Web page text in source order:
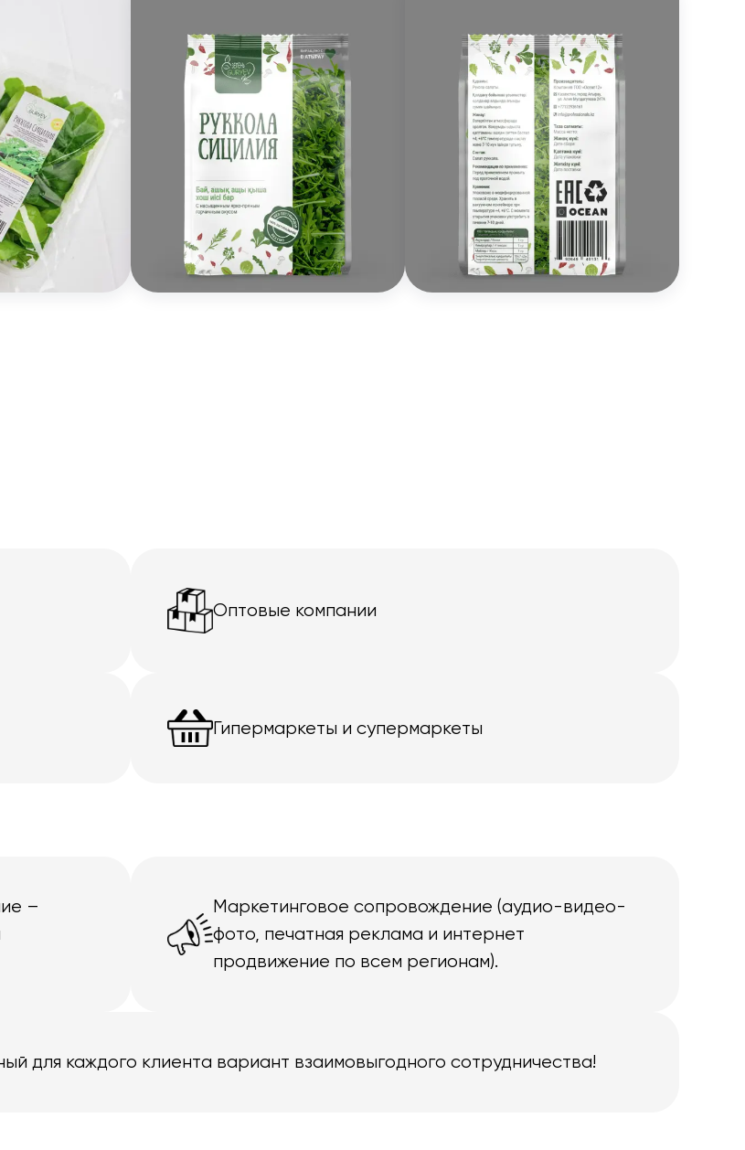
Оптовые компании
Гипермаркеты и супермаркеты
–
Маркетинговое сопровождение (аудио-видео-
фото, печатная реклама и интернет
продвижение по всем регионам).
для каждого клиента вариант взаимовыгодного сотрудничества!